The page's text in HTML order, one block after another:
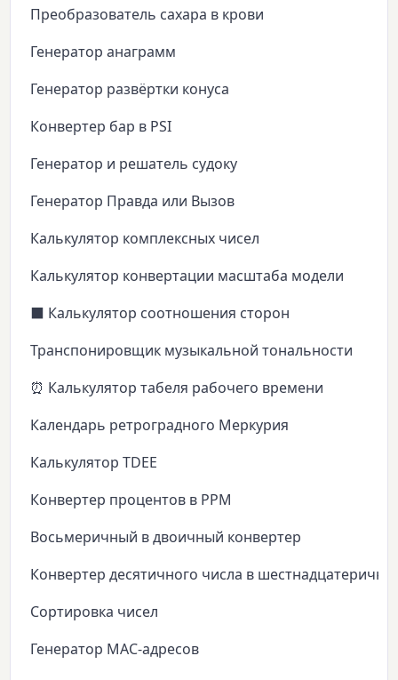
Преобразователь сахара в крови
Генератор анаграмм
Генератор развёртки конуса
Конвертер бар в PSI
Генератор и решатель судоку
Генератор Правда или Вызов
Калькулятор комплексных чисел
Калькулятор конвертации масштаба модели
⬛ Калькулятор соотношения сторон
Транспонировщик музыкальной тональности
⏰ Калькулятор табеля рабочего времени
Календарь ретроградного Меркурия
Калькулятор TDEE
Конвертер процентов в PPM
Восьмеричный в двоичный конвертер
Конвертер десятичного числа в
Сортировка чисел
Генератор MAC-адресов